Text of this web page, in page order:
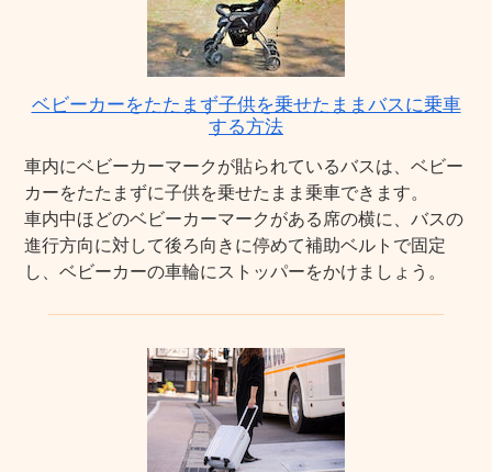
ベビーカーをたたまず子供を乗せたままバスに乗車
する方法
車内にベビーカーマークが貼られているバスは、ベビー
カーをたたまずに子供を乗せたまま乗車できます。
車内中ほどのベビーカーマークがある席の横に、バスの
進行方向に対して後ろ向きに停めて補助ベルトで固定
し、ベビーカーの車輪にストッパーをかけましょう。